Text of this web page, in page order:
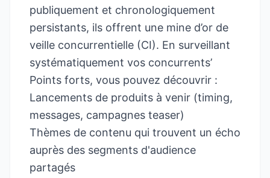
publiquement et chronologiquement
persistants, ils offrent une mine d’or de
veille concurrentielle (CI). En surveillant
systématiquement vos concurrents’
Points forts, vous pouvez découvrir :
Lancements de produits à venir (timing,
messages, campagnes teaser)
Thèmes de contenu qui trouvent un écho
auprès des segments d'audience
partagés